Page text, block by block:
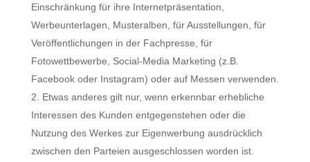
Einschränkung für ihre Internetpräsentation,
Werbeunterlagen, Musteralben, für Ausstellungen, für
Veröffentlichungen in der Fachpresse, für
Fotowettbewerbe, Social-Media Marketing (z.B.
Facebook oder Instagram) oder auf Messen verwenden.
Etwas anderes gilt nur, wenn erkennbar erhebliche
Interessen des Kunden entgegenstehen oder die
Nutzung des Werkes zur Eigenwerbung ausdrücklich
zwischen den Parteien ausgeschlossen worden ist.